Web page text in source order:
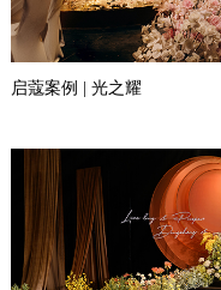
启蔻案例 | 光之耀